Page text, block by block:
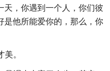
天，你遇到一个人，你们彼
是他所能爱你的，那么，你
。